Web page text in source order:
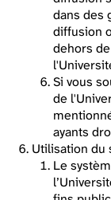
dans des
diffusion
dehors
Si vous
de
ayants
Utilisation du
Le